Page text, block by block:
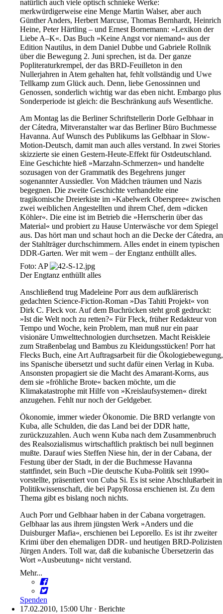
natürlich auch viele optisch schnieke Werke:
merkwürdigerweise eine Menge Martin Walser, aber auch
Günther Anders, Herbert Marcuse, Thomas Bernhardt, Heinrich
Heine, Peter Härtling – und Ernest Bornemann: »Lexikon der
Liebe A–K«. Das Buch »Keine Angst vor niemand« aus der
Edition Nautilus, in dem Daniel Dubbe und Gabriele Rollnik
über die Bewegung 2. Juni sprechen, ist da. Der ganze
Popliteraturkrempel, der das BRD-Feuilleton in den
Nullerjahren in Atem gehalten hat, fehlt vollständig und Uwe
Tellkamp zum Glück auch. Denn, liebe Genossinnen und
Genossen, sonderlich wichtig war das eben nicht. Embargo plus
Sonderperiode ist gleich: die Beschränkung aufs Wesentliche.
Am Montag las die Berliner Schriftstellerin Dorle Gelbhaar in
der Cátedra, Mitveranstalter war das Berliner Büro Buchmesse
Havanna. Auf Wunsch des Publikums las Gelbhaar in Slow-
Motion-Deutsch, damit man auch alles verstand. In zwei Stories
skizzierte sie einen Gestern-Heute-Effekt für Ostdeutschland.
Eine Geschichte hieß »Marzahn-Schmerzen« und handelte
sozusagen von der Grammatik des Begehrens junger
sogenannter Aussiedler. Von Mädchen träumen und Nazis
begegnen. Die zweite Geschichte verhandelte eine
tragikomische Dreierkiste im »Kabelwerk Oberspree« zwischen
zwei weiblichen Angestellten und ihrem Chef, dem »dicken
Köhler«. Die eine ist im Betrieb die »Herrscherin über das
Material« und probiert zu Hause Unterwäsche vor dem Spiegel
aus. Das hört man und schaut hoch an die Decke der Cátedra, an
der Stahlträger durchschimmern. Alles endet in einem typischen
DDR-Garten. Wer mit wem – der Engtanz enthüllt alles.
Foto: AP
Der Engtanz enthüllt alles
Anschließend trug Madeleine Porr aus dem aufklärerisch
gedachten ­Science-Fiction-Roman »Das Tahiti Projekt« von
Dirk C. Fleck vor. Auf dem Buchrücken steht groß gedruckt:
»Ist die Welt noch zu retten?« Für Fleck, früher Redakteur von
Tempo und Woche, kein Problem, man muß nur ein paar
visionäre Umwelttechnologien durchsetzen. Macht Reiskleie
zum Straßenbelag und Bambus zu Kleidungsstücken! Porr hat
Flecks Buch, eine Art Auftragsarbeit für die Ökologiebewegung,
ins Spanische übersetzt und sucht dafür einen Verlag in Kuba.
Ansonsten propagiert sie die Macht des Amarant-Korns, aus
dem sie »fröhliche Brote« backen möchte, um die
Klimakatastrophe mit Hilfe von »Kreislaufsystemen« direkt
anzugehen. Fehlt nur noch der Geldgeber.
Ökonomie, immer wieder Ökonomie. Die BRD verlangte von
Kuba, alle Schulden, die das Land bei der DDR hatte,
zurückzuzahlen. Auch wenn Kuba nach dem Zusammenbruch
des Realsozialismus wirtschaftlich praktisch bei null beginnen
mußte. Darauf wies Steffen Niese hin, der in der Cabana, der
Festung über der Stadt, in der die Buchmesse Havanna
stattfindet, sein Buch »Die deutsche Kuba-Politik seit 1990«
vorstellte, präsentiert von Cuba Si. Es ist seine Abschlußarbeit in
Politikwissenschaft, die bei PapyRossa erschienen ist. Zu dem
Thema gibt es bislang noch nichts.
Auch Porr und Gelbhaar haben in der Cabana vorgetragen.
Gelbhaar las aus ihrem jüngsten Werk »Anders und die
Duisburger Mafia«, erschienen bei Leporello. Es ist ihr zweiter
Krimi über den ehemaligen DDR- und heutigen BRD-Polizisten
Jürgen Anders. Toll war, daß die kubanische Übersetzerin das
Wort »Ausbeutung« nicht verstand.
Mehr...
Spenden
17.02.2010, 15:00 Uhr· Berichte